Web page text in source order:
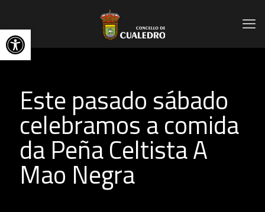
Abrir barra de herramientas
Este pasado sábado
celebramos a comida
da Peña Celtista A
Mao Negra